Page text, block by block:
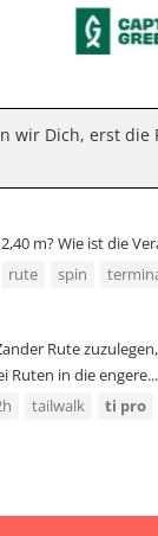
Dich, erst
m? Wie ist
rute spin
Rute
Ruten in die engere...
tailwalk ti pro